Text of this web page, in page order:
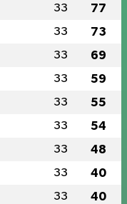
33 77
33 73
33 69
33 59
33 55
33 54
33 48
33 40
33 40